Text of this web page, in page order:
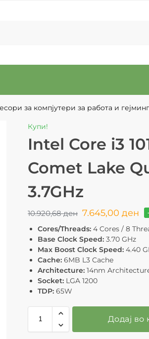
за компјутери за работа и гејминг
Купи!
Intel Core i3
Comet Lake
3.7GHz
10.920,68ден 7.645,00ден
Cores/Threads: 4 Cores / 8
Base Clock Speed: 3.70 GHz
Max Boost Clock Speed: 4.40
Cache: 6MB L3 Cache
Architecture: 14nm
Socket: LGA 1200
TDP: 65W
Додај